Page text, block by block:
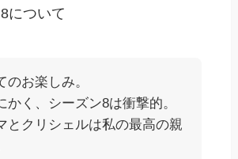
について
のお楽しみ。
かく、シーズン8は衝撃的。
とクリシェルは私の最高の親